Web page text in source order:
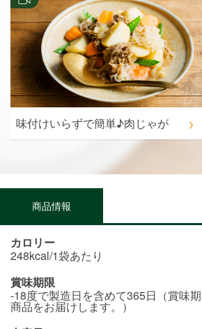
味付けいらずで簡単♪肉じゃが
商品情報
カロリー
248kcal/1袋あたり
賞味期限
-18度で製造日を含めて365日（賞味
商品をお届けします。）